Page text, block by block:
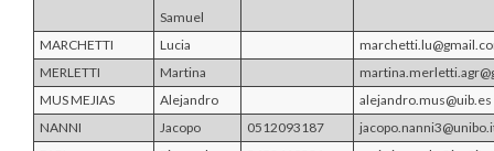
Samuel
MARCHETTI Lucia
MERLETTI
Martina
MUS MEJIAS
Alejandro
alejandro.mus@uib.es
NANNI
Jacopo 0512093187